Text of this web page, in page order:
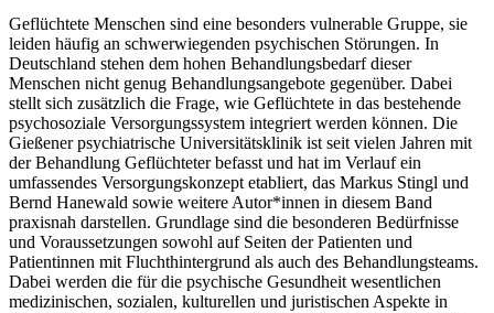
Geflüchtete Menschen sind eine besonders vulnerable Gruppe, sie
leiden häufig an schwerwiegenden psychischen Störungen. In
Deutschland stehen dem hohen Behandlungsbedarf dieser
Menschen nicht genug Behandlungsangebote gegenüber. Dabei
stellt sich zusätzlich die Frage, wie Geflüchtete in das bestehende
psychosoziale Versorgungssystem integriert werden können. Die
Gießener psychiatrische Universitätsklinik ist seit vielen Jahren mit
der Behandlung Geflüchteter befasst und hat im Verlauf ein
umfassendes Versorgungskonzept etabliert, das Markus Stingl und
Bernd Hanewald sowie weitere Autor*innen in diesem Band
praxisnah darstellen. Grundlage sind die besonderen Bedürfnisse
und Voraussetzungen sowohl auf Seiten der Patienten und
Patientinnen mit Fluchthintergrund als auch des Behandlungsteams.
Dabei werden die für die psychische Gesundheit wesentlichen
medizinischen, sozialen, kulturellen und juristischen Aspekte in